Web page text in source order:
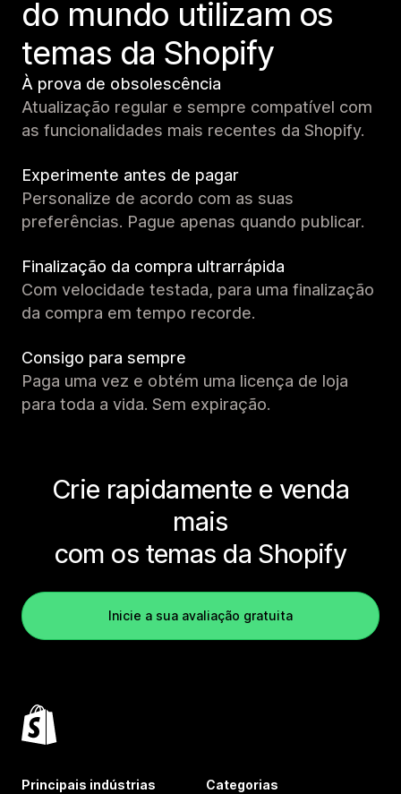
do mundo utilizam os
temas da Shopify
À prova de obsolescência
Atualização regular e sempre compatível com
as funcionalidades mais recentes da Shopify.
Experimente antes de pagar
Personalize de acordo com as suas
preferências. Pague apenas quando publicar.
Finalização da compra ultrarrápida
Com velocidade testada, para uma finalização
da compra em tempo recorde.
Consigo para sempre
Paga uma vez e obtém uma licença de loja
para toda a vida. Sem expiração.
Crie rapidamente e venda
mais
com os temas da Shopify
Inicie a sua avaliação gratuita
Principais indústrias Categorias